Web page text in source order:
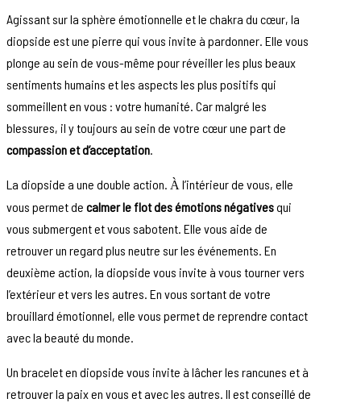
Agissant sur la sphère émotionnelle et le chakra du cœur, la
diopside est une pierre qui vous invite à pardonner. Elle vous
plonge au sein de vous-même pour réveiller les plus beaux
sentiments humains et les aspects les plus positifs qui
sommeillent en vous : votre humanité. Car malgré les
blessures, il y toujours au sein de votre cœur une part de
compassion et d’acceptation.
La diopside a une double action. À l’intérieur de vous, elle
vous permet decalmer le flot des émotions négativesqui
vous submergent et vous sabotent. Elle vous aide de
retrouver un regard plus neutre sur les événements. En
deuxième action, la diopside vous invite à vous tourner vers
l’extérieur et vers les autres. En vous sortant de votre
brouillard émotionnel, elle vous permet de reprendre contact
avec la beauté du monde.
Un bracelet en diopside vous invite à lâcher les rancunes et à
retrouver la paix en vous et avec les autres. Il est conseillé de